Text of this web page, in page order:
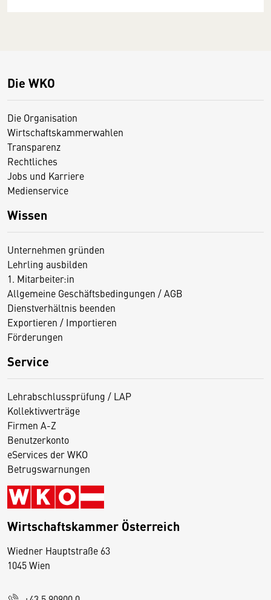
Die WKO
Die Organisation
Wirtschaftskammerwahlen
Transparenz
Rechtliches
Jobs und Karriere
Medienservice
Wissen
Unternehmen gründen
Lehrling ausbilden
1. Mitarbeiter:in
Allgemeine Geschäftsbedingungen / AGB
Dienstverhältnis beenden
Exportieren / Importieren
Förderungen
Service
Lehrabschlussprüfung / LAP
Kollektivverträge
Firmen A-Z
Benutzerkonto
eServices der WKO
Betrugswarnungen
Wirtschaftskammer Österreich
Wiedner Hauptstraße 63
1045 Wien
D